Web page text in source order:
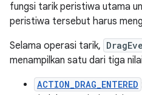
fungsi tarik peristiwa utama
peristiwa tersebut harus
Selama operasi tarik,
menampilkan satu dari tiga
ACTION_DRAG_ENTERED